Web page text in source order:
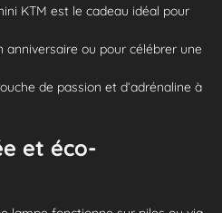
KTM est le cadeau idéal pour
ou pour célébrer une
de passion et d’adrénaline à
et éco-